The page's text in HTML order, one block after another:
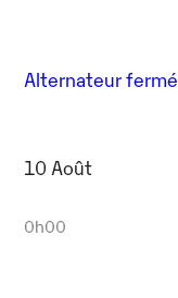
Alternateur fermé
10 Août
0h00